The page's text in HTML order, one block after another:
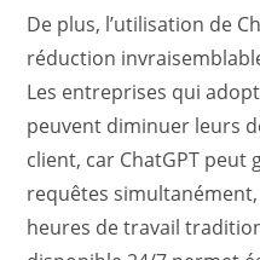
De plus, l’utilisation de
réduction
Les entreprises qui
peuvent diminuer leurs
client, car ChatGPT
requêtes
heures de travail